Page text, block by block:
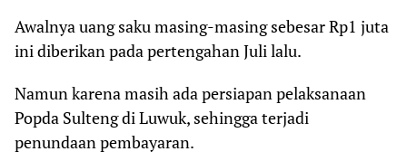
Awalnya uang saku masing-masing sebesar Rp1 juta
ini diberikan pada pertengahan Juli lalu.
Namun karena masih ada persiapan pelaksanaan
Popda Sulteng di Luwuk, sehingga terjadi
penundaan pembayaran.